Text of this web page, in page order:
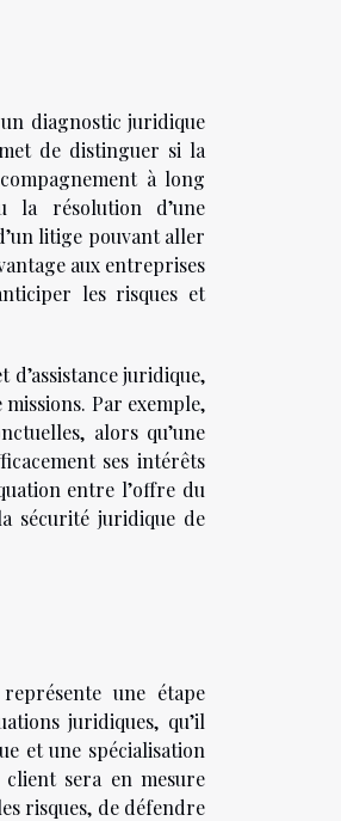
diagnostic juridique
de distinguer si la
à long
la résolution d’une
litige pouvant aller
aux entreprises
les risques et
juridique,
Par exemple,
alors qu’une
ses intérêts
entre l’offre du
sécurité juridique de
une étape
juridiques, qu’il
et une spécialisation
client sera en mesure
risques, de défendre